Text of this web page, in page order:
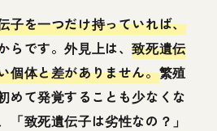
子を一つだけ持っていれば、
らです。外見上は、致死遺伝
個体と差がありません。繁殖
めて発覚することも少なくな
「致死遺伝子は劣性なの？」